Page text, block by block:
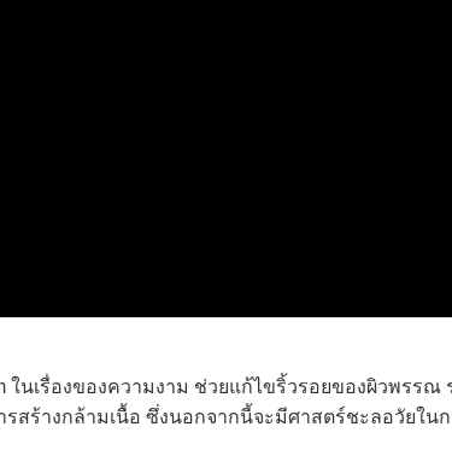
ในเรื่องของความงาม ช่วยแก้ไขริ้วรอยของผิวพรรณ
สร้างกล้ามเนื้อ ซึ่งนอกจากนี้จะมีศาสตร์ชะลอวัยใน